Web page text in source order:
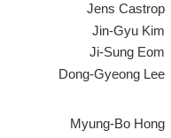
Jens Castrop
Jin-Gyu Kim
Ji-Sung Eom
Dong-Gyeong Lee
Myung-Bo Hong